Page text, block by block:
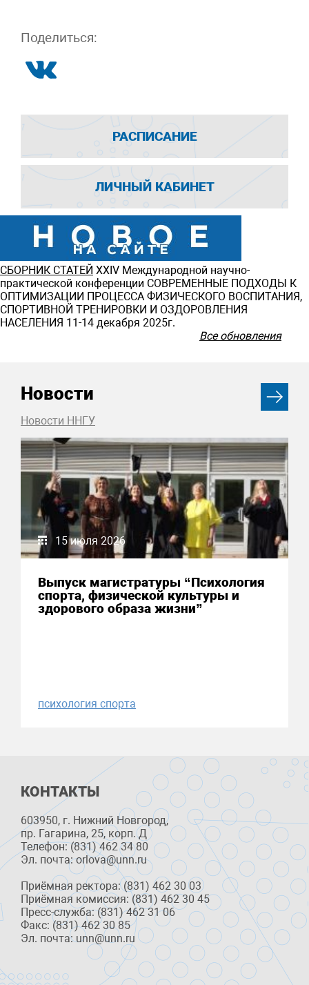
Поделиться:
РАСПИСАНИЕ
ЛИЧНЫЙ КАБИНЕТ
СБОРНИК СТАТЕЙ ХXIV Международной научно-
практической конференции СОВРЕМЕННЫЕ ПОДХОДЫ К
ОПТИМИЗАЦИИ ПРОЦЕССА ФИЗИЧЕСКОГО ВОСПИТАНИЯ,
СПОРТИВНОЙ ТРЕНИРОВКИ И ОЗДОРОВЛЕНИЯ
НАСЕЛЕНИЯ 11-14 декабря 2025г.
Все обновления
Новости
Новости ННГУ
15 июля 2026
Выпуск магистратуры “Психология
спорта, физической культуры и
здорового образа жизни”
психология спорта
КОНТАКТЫ
603950, г. Нижний Новгород,
пр. Гагарина, 25, корп. Д
Телефон: (831) 462 34 80
Эл. почта: orlova@unn.ru
Приёмная ректора: (831) 462 30 03
Приёмная комиссия: (831) 462 30 45
Пресс-служба: (831) 462 31 06
Факс: (831) 462 30 85
Эл. почта: unn@unn.ru